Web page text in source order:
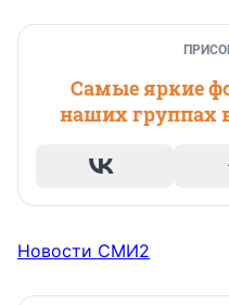
Самые яркие
наших группах
Новости СМИ2